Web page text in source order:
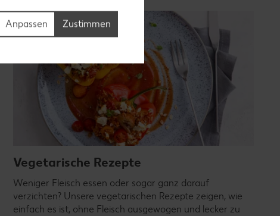
Vegetarische Rezepte
Weniger Fleisch essen oder sogar ganz darauf
verzichten? Unsere vegetarischen Rezepte zeigen, wie
einfach es ist, ohne Fleisch ausgewogen und lecker zu
Zustimmen
Anpassen